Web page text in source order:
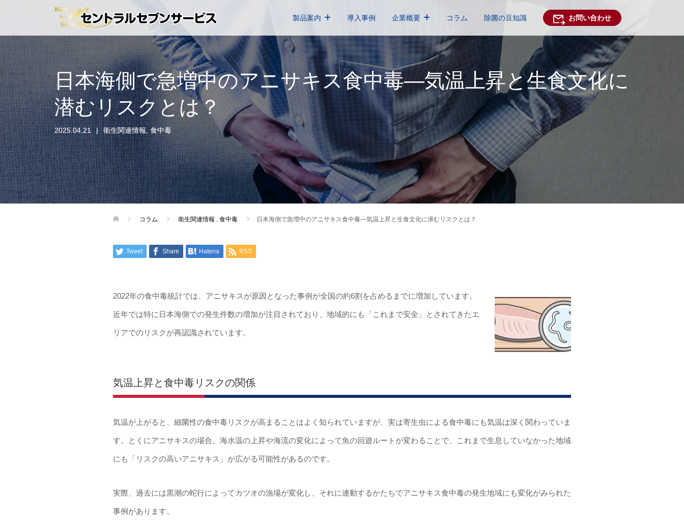
製品案内 導入事例 企業概要 コラム 除菌の豆知識 お問い合わせ
日本海側で急増中のアニサキス食中毒―気温上昇と生食文化に
潜むリスクとは？
2025.04.21 衛生関連情報,食中毒
コラム 衛生関連情報 , 食中毒 日本海側で急増中のアニサキス食中毒―気温上昇と生食文化に潜むリスクとは？
Tweet Share Hatena RSS
2022年の食中毒統計では、アニサキスが原因となった事例が全国の約6割を占めるまでに増加しています。
近年では特に日本海側での発生件数の増加が注目されており、地域的にも「これまで安全」とされてきたエ
リアでのリスクが再認識されています。
気温上昇と食中毒リスクの関係
気温が上がると、細菌性の食中毒リスクが高まることはよく知られていますが、実は寄生虫による食中毒にも気温は深く関わっていま
す。とくにアニサキスの場合、海水温の上昇や海流の変化によって魚の回遊ルートが変わることで、これまで生息していなかった地域
にも「リスクの高いアニサキス」が広がる可能性があるのです。
実際、過去には黒潮の蛇行によってカツオの漁場が変化し、それに連動するかたちでアニサキス食中毒の発生地域にも変化がみられた
事例があります。